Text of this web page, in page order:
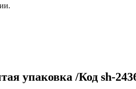
упаковка /Код sh-